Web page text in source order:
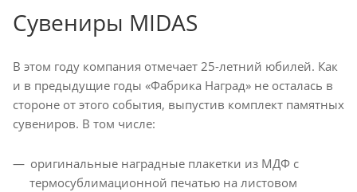
Сувениры MIDAS
В этом году компания отмечает 25-летний юбилей. Как
и в предыдущие годы «Фабрика Наград» не осталась в
стороне от этого события, выпустив комплект памятных
сувениров. В том числе:
оригинальные наградные плакетки из МДФ с
термосублимационной печатью на листовом